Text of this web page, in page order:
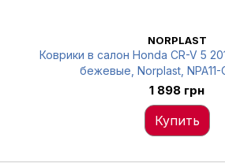
NORPLAST
Коврики в салон Honda CR-V 5
бежевые, Norplast, NPA11-
1 898 грн
Купить